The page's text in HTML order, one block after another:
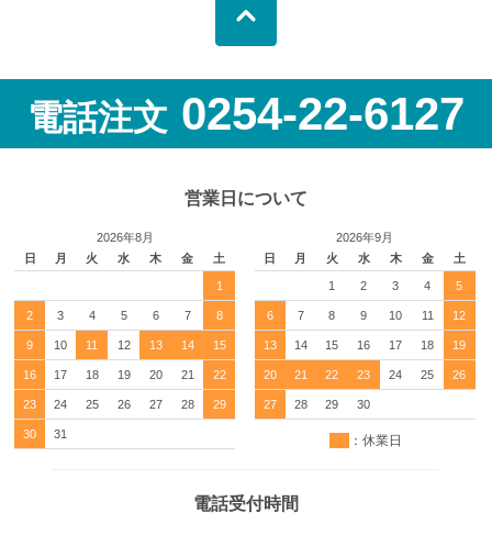
電話注文 0254-22-6127
営業日について
2026年8月
日
月 火 水 木 金 土
1
2 3 4 5 6 7 8
9 10 11 12 13 14 15
16 17 18 19 20 21 22
23 24 25 26 27 28 29
30 31
2026年9月
日
月 火 水 木 金 土
1 2 3 4 5
6 7 8 9 10 11 12
13 14 15 16 17 18 19
20 21 22 23 24 25 26
27 28 29 30
：休業日
電話受付時間